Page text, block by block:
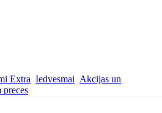
Extra Iedvesmai Akcijas un
preces